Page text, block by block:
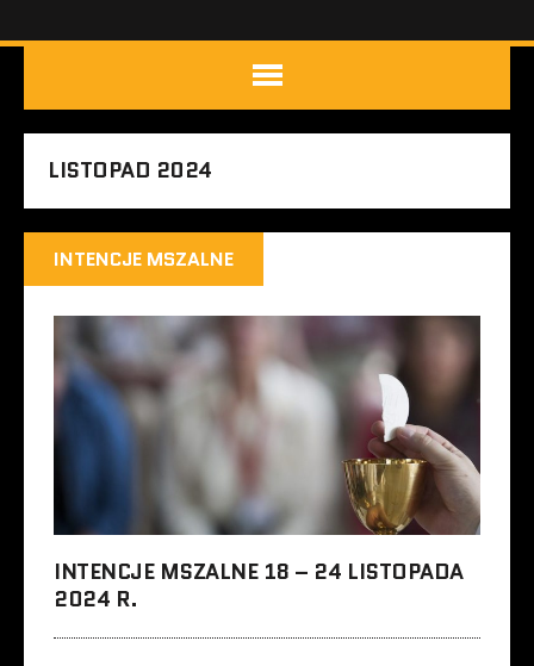
LISTOPAD 2024
INTENCJE MSZALNE
INTENCJE MSZALNE 18 – 24 LISTOPADA
2024 R.